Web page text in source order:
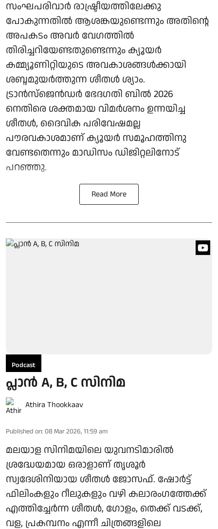
സംഘപരിവാർ രാഷ്ട്രീയത്തിലേക്കു
പോകുന്നതിൽ ആശങ്കയുണ്ടെന്നും അതിന്റെ
അപകടം അവർ വേഗത്തിൽ
തിരിച്ചറിയേണ്ടതുണ്ടെന്നും ക്യൂയർ
കമ്മ്യൂണിറ്റിയുടെ അവകാശങ്ങൾക്കായി
ശബ്ദമുയർത്തുന്ന ശീതൾ ശ്യാം.
ട്രാൻസ്‌ജെൻഡർ ഭേദഗതി ബിൽ 2026
നെതിരെ ശക്തമായ വിമർശനം ഉന്നയിച്ച
ശീതൾ, ദൈവിക പരിവേഷമല്ല
പൗരവകാശമാണ് ക്യൂയർ സമൂഹത്തിനു
വേണ്ടതെന്നും മാഡിസം ഡിജിറ്റലിനോട്
പറഞ്ഞു.
Read More
Podcast
പ്ലാൻ A, B, C സിനിമ
Athira Thookkaav
Published on: 08 Mar 2026, 11:59 am
മലയാള സിനിമയിലെ യുവനടിമാരിൽ
ശ്രദ്ധേയമായ ഒരാളാണ് തൃശൂർ
സ്വദേശിനിയായ ശീതൾ ജോസഫ്. ഷോർട്ട്
ഫിലിംകളും റീലുകളും വഴി കലാരംഗത്തേക്ക്
എത്തിച്ചേർന്ന ശീതൾ, ഗോളം, തെക്ക് വടക്ക്,
വള, പ്രകമ്പനം എന്നീ ചിത്രങ്ങളിലെ